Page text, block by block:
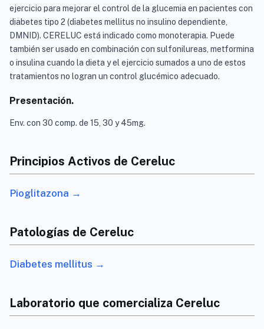
ejercicio para mejorar el control de la glucemia en pacientes con
diabetes tipo 2 (diabetes mellitus no insulino dependiente,
DMNID). CERELUC está indicado como monoterapia. Puede
también ser usado en combinación con sulfonilureas, metformina
o insulina cuando la dieta y el ejercicio sumados a uno de estos
tratamientos no logran un control glucémico adecuado.
Presentación.
Env. con 30 comp. de 15, 30 y 45mg.
Principios Activos de Cereluc
Pioglitazona →
Patologías de Cereluc
Diabetes mellitus →
Laboratorio que comercializa Cereluc